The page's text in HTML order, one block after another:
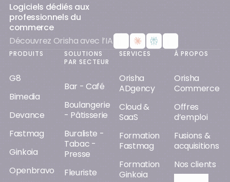
Logiciels dédiés aux
professionnels du
commerce
Découvrez Orisha avec l’IA
PRODUITS
G8
Bimedia
Devance
Fastmag
Ginkoia
Openbravo
SOLUTIONS
PAR SECTEUR
Bar - Café
Boulangerie
- Pâtisserie
Buraliste -
Tabac -
Presse
Fleuriste
SERVICES
Orisha
ADgency
Cloud &
SaaS
Formation
Fastmag
Formation
Ginkoia
À PROPOS
Orisha
Commerce
Offres
d’emploi
Fusions &
acquisitions
Nos clients